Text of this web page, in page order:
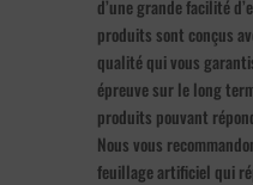
d’une grande facilité
produits sont conçus
qualité qui vous
épreuve sur le long
produits pouvant
Nous vous
feuillage artificiel qui